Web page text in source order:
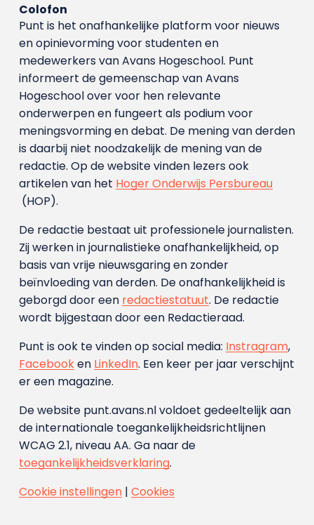
Colofon
Punt is het onafhankelijke platform voor nieuws
en opinievorming voor studenten en
medewerkers van Avans Hoge­school. Punt
informeert de gemeenschap van Avans
Hogeschool over voor hen relevante
onderwerpen en fungeert als podium voor
meningsvorming en debat. De mening van derden
is daarbij niet noodzakelijk de mening van de
redactie. Op de website vinden lezers ook
artikelen van het Hoger Onderwijs Persbureau
(HOP).
De redactie bestaat uit professionele journalisten.
Zij werken in journalistieke onafhankelijkheid, op
basis van vrije nieuwsgaring en zonder
beïnvloeding van derden. De onafhankelijkheid is
geborgd door een redactiestatuut. De redactie
wordt bijgestaan door een Redactieraad.
Punt is ook te vinden op social media: Instragram,
Facebooken LinkedIn. Een keer per jaar verschijnt
er een magazine.
De website punt.avans.nl voldoet gedeeltelijk aan
de internationale toegankelijkheidsrichtlijnen
WCAG 2.1, niveau AA. Ga naar de
toegankelijkheidsverklaring.
Cookie instellingen| Cookies